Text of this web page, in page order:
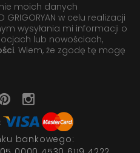
moich danych
w celu realizacji
wysyłania mi informacji o
lub nowościach,
. Wiem, że zgodę tę mogę
bankowego: